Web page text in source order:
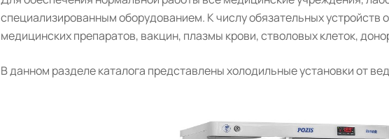
специализированным оборудованием. К числу обязательных устройств
медицинских препаратов, вакцин, плазмы крови, стволовых клеток,
В данном разделе каталога представлены холодильные установки от